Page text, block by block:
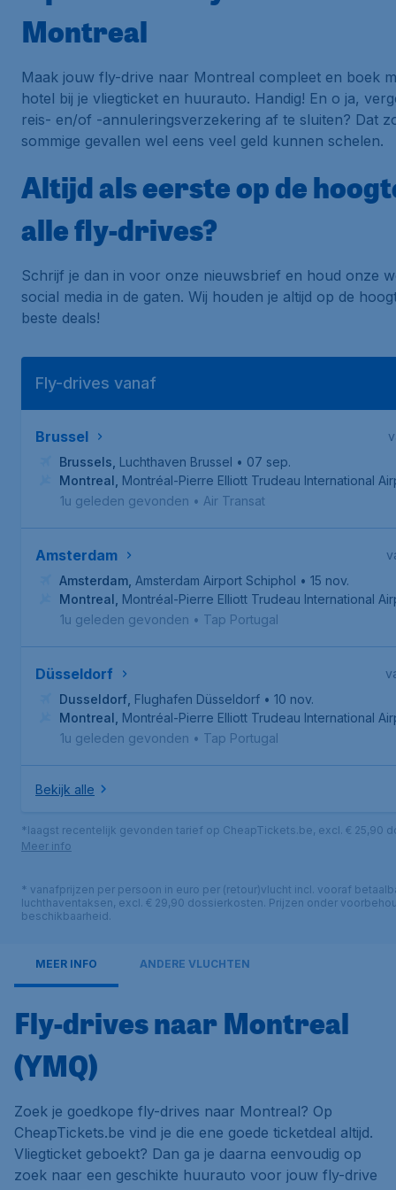
Montreal
Maak jouw fly-drive naar Montreal compleet en boek
hotel bij je vliegticket en huurauto. Handig! En o ja,
reis- en/of -annuleringsverzekering af te sluiten? Dat
sommige gevallen wel eens veel geld kunnen schelen.
Altijd als eerste op de
alle fly-drives?
Schrijf je dan in voor onze nieuwsbrief en houd onze
social media in de gaten. Wij houden je altijd op de
beste deals!
Fly-drives vanaf
Brussel
Brussels Luchthaven Brussel • 07 sep.
Montreal Montréal-Pierre Elliott Trudeau International
1u geleden gevonden • Air Transat
Amsterdam
Amsterdam Amsterdam Airport Schiphol • 15 nov.
Montreal Montréal-Pierre Elliott Trudeau International
1u geleden gevonden • Tap Portugal
Düsseldorf
Dusseldorf Flughafen Düsseldorf • 10 nov.
Montreal Montréal-Pierre Elliott Trudeau International
1u geleden gevonden • Tap Portugal
Bekijk alle
*laagst recentelijk gevonden tarief op CheapTickets.be, excl. € 25,90
Meer info
* vanafprijzen per persoon in euro per (retour)vlucht incl. vooraf
luchthaventaksen, excl. € 29,90 dossierkosten. Prijzen onder
beschikbaarheid.
MEER INFO ANDERE VLUCHTEN
Fly-drives naar Montreal
(YMQ)
Zoek je goedkope fly-drives naar Montreal? Op
CheapTickets.be vind je die ene goede ticketdeal altijd.
Vliegticket geboekt? Dan ga je daarna eenvoudig op
zoek naar een geschikte huurauto voor jouw fly-drive